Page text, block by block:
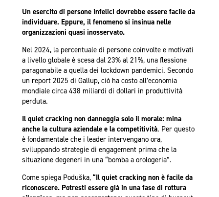
Un esercito di persone infelici dovrebbe essere facile da
individuare. Eppure, il fenomeno si insinua nelle
organizzazioni quasi inosservato.
Nel 2024, la percentuale di persone coinvolte e motivati
a livello globale è scesa dal 23% al 21%, una flessione
paragonabile a quella dei lockdown pandemici. Secondo
un report 2025 di Gallup, ciò ha costo all’economia
mondiale circa 438 miliardi di dollari in produttività
perduta.
Il quiet cracking non danneggia solo il morale: mina
anche la cultura aziendale e la competitività. Per questo
è fondamentale che i leader intervengano ora,
sviluppando strategie di engagement prima che la
situazione degeneri in una “bomba a orologeria”.
Come spiega Poduška, “Il quiet cracking non è facile da
riconoscere. Potresti essere già in una fase di rottura